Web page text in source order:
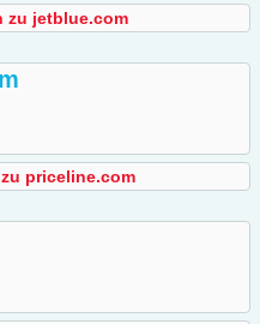
zu jetblue.com
priceline.com